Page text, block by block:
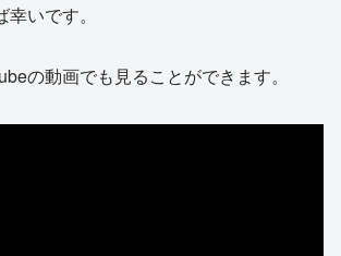
いです。
の動画でも見ることができます。